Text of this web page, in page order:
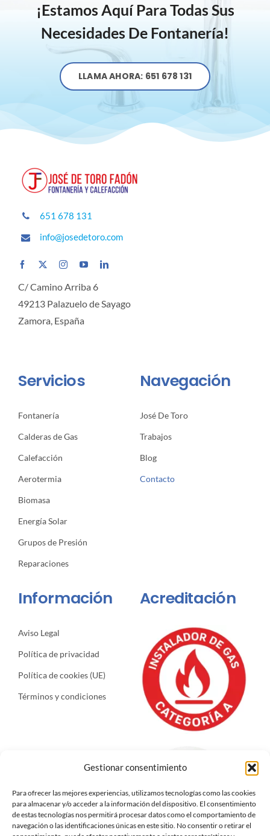
Gestionar consentimiento
Para ofrecer las mejores experiencias, utilizamos tecnologías como las cookies
para almacenar y/o acceder a la información del dispositivo. El consentimiento
de estas tecnologías nos permitirá procesar datos como el comportamiento de
navegación o las identificaciones únicas en este sitio. No consentir o retirar el
¡Estamos Aquí Para Todas Sus
Necesidades De Fontanería!
LLAMA AHORA: 651 678 131
651 678 131
info@josedetoro.com
C/ Camino Arriba 6
49213 Palazuelo de Sayago
Zamora, España
Servicios
Fontanería
Calderas de Gas
Calefacción
Aerotermia
Biomasa
Energía Solar
Grupos de Presión
Reparaciones
Navegación
José De Toro
Trabajos
Blog
Contacto
Información
Aviso Legal
Política de privacidad
Política de cookies (UE)
Términos y condiciones
Acreditación